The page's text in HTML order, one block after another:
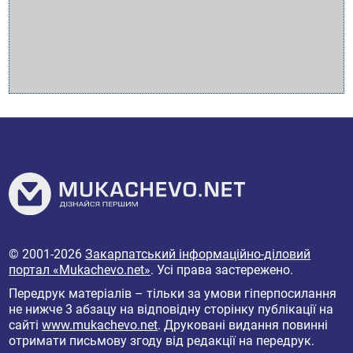
© 2001-2026Закарпатський інформаційно-діловий
портал «Mukachevo.net». Усі права застережено.
Передрук матеріалів – тільки за умови гіперпосилання
не нижче 3 абзацу на відповідну сторінку публікації на
сайтіwww.mukachevo.net. Друковані видання повинні
отримати письмову згоду від редакції на передрук.